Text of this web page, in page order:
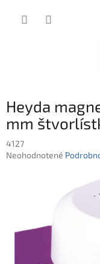
Heyda
mm
4127
Priemerné
hviezdičiek.
Neohodnotené